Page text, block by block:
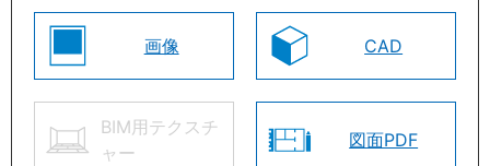
画像 CAD
BIM用テクスチ
ャー
図面PDF